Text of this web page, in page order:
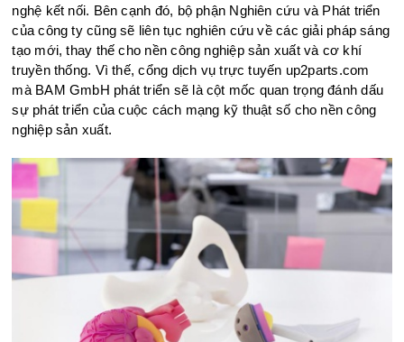
nghệ kết nối. Bên cạnh đó, bộ phận Nghiên cứu và Phát triển
của công ty cũng sẽ liên tục nghiên cứu về các giải pháp sáng
tạo mới, thay thế cho nền công nghiệp sản xuất và cơ khí
truyền thống. Vì thế, cổng dịch vụ trực tuyến up2parts.com
mà BAM GmbH phát triển sẽ là cột mốc quan trọng đánh dấu
sự phát triển của cuộc cách mạng kỹ thuật số cho nền công
nghiệp sản xuất.